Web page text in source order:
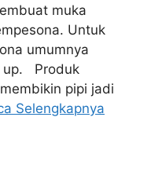
muka
Untuk
umumnya
up. Produk
pipi jadi
Selengkapnya